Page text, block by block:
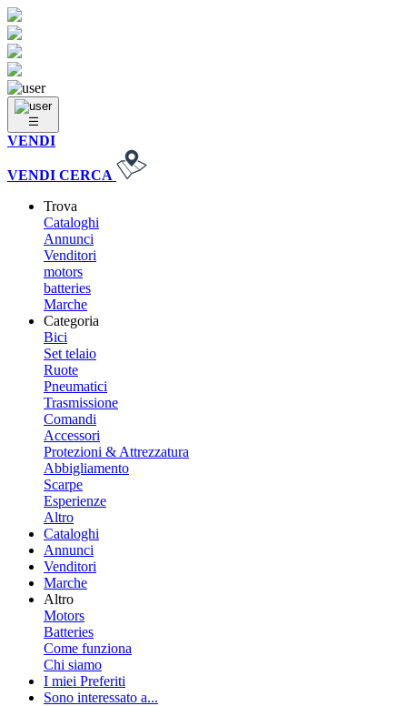
VENDI
VENDI CERCA
Trova
Cataloghi
Annunci
Venditori
motors
batteries
Marche
Categoria
Bici
Set telaio
Ruote
Pneumatici
Trasmissione
Comandi
Accessori
Protezioni & Attrezzatura
Abbigliamento
Scarpe
Esperienze
Altro
Cataloghi
Annunci
Venditori
Marche
Altro
Motors
Batteries
Come funziona
Chi siamo
I miei Preferiti
Sono interessato a...